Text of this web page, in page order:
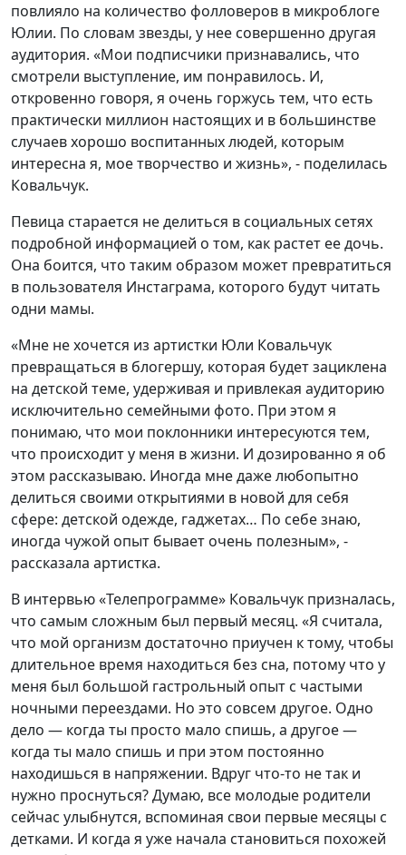
повлияло на количество фолловеров в микроблоге
Юлии. По словам звезды, у нее совершенно другая
аудитория. «Мои подписчики признавались, что
смотрели выступление, им понравилось. И,
откровенно говоря, я очень горжусь тем, что есть
практически миллион настоящих и в большинстве
случаев хорошо воспитанных людей, которым
интересна я, мое творчество и жизнь», - поделилась
Ковальчук.
Певица старается не делиться в социальных сетях
подробной информацией о том, как растет ее дочь.
Она боится, что таким образом может превратиться
в пользователя Инстаграма, которого будут читать
одни мамы.
«Мне не хочется из артистки Юли Ковальчук
превращаться в блогершу, которая будет зациклена
на детской теме, удерживая и привлекая аудиторию
исключительно семейными фото. При этом я
понимаю, что мои поклонники интересуются тем,
что происходит у меня в жизни. И дозированно я об
этом рассказываю. Иногда мне даже любопытно
делиться своими открытиями в новой для себя
сфере: детской одежде, гаджетах… По себе знаю,
иногда чужой опыт бывает очень полезным», -
рассказала артистка.
В интервью «Телепрограмме» Ковальчук призналась,
что самым сложным был первый месяц. «Я считала,
что мой организм достаточно приучен к тому, чтобы
длительное время находиться без сна, потому что у
меня был большой гастрольный опыт с частыми
ночными переездами. Но это совсем другое. Одно
дело — когда ты просто мало спишь, а другое —
когда ты мало спишь и при этом постоянно
находишься в напряжении. Вдруг что-то не так и
нужно проснуться? Думаю, все молодые родители
сейчас улыбнутся, вспоминая свои первые месяцы с
детками. И когда я уже начала становиться похожей